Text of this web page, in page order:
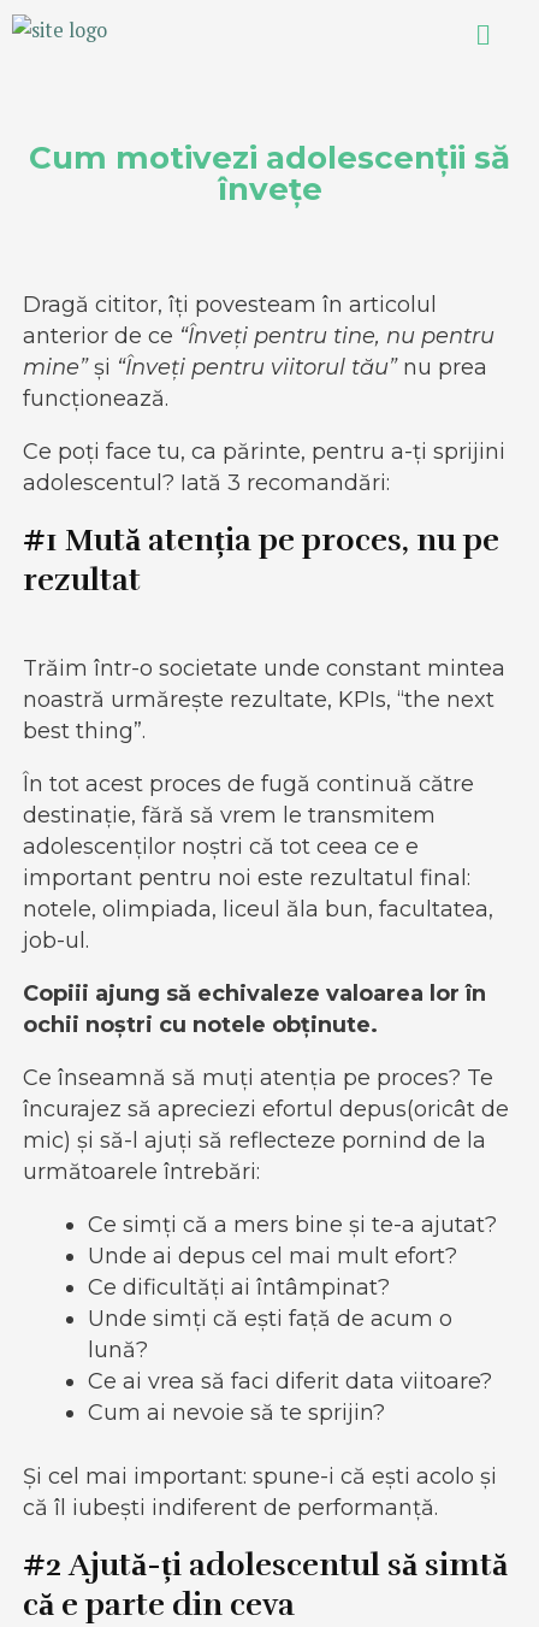
Cum motivezi adolescenții să
învețe
Dragă cititor, îți povesteam în articolul
anterior de ce “Înveți pentru tine, nu pentru
mine”și “Înveți pentru viitorul tău”nu prea
funcționează.
Ce poți face tu, ca părinte, pentru a-ți sprijini
adolescentul? Iată 3 recomandări:
#1 Mută atenția pe proces, nu pe
rezultat
Trăim într-o societate unde constant mintea
noastră urmărește rezultate, KPIs, “the next
best thing”.
În tot acest proces de fugă continuă către
destinație, fără să vrem le transmitem
adolescenților noștri că tot ceea ce e
important pentru noi este rezultatul final:
notele, olimpiada, liceul ăla bun, facultatea,
job-ul.
Copiii ajung să echivaleze valoarea lor în
ochii noștri cu notele obținute.
Ce înseamnă să muți atenția pe proces? Te
încurajez să apreciezi efortul depus(oricât de
mic) și să-l ajuți să reflecteze pornind de la
următoarele întrebări:
Ce simți că a mers bine și te-a ajutat?
Unde ai depus cel mai mult efort?
Ce dificultăți ai întâmpinat?
Unde simți că ești față de acum o
lună?
Ce ai vrea să faci diferit data viitoare?
Cum ai nevoie să te sprijin?
Și cel mai important: spune-i că ești acolo și
că îl iubești indiferent de performanță.
#2 Ajută-ți adolescentul să simtă
că e parte din ceva